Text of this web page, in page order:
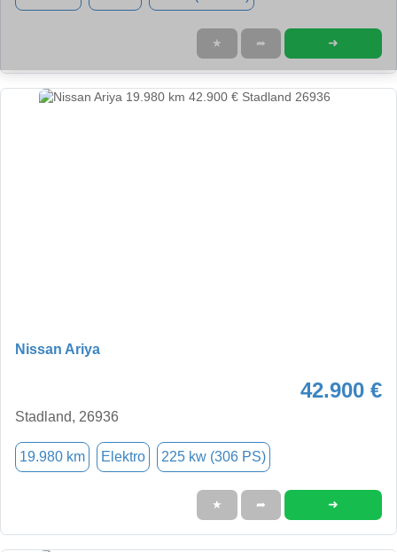
★ ➦ ➜
Nissan Ariya
42.900 €
Stadland, 26936
19.980 km Elektro 225 kw (306 PS)
★ ➦ ➜